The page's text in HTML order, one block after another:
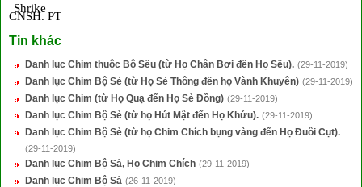
Shrike
CNSH. PT
Tin khác
Danh lục Chim thuộc Bộ Sếu (từ Họ Chân Bơi đến Họ Sếu). (29-11-2019)
Danh lục Chim Bộ Sẻ (từ Họ Sẻ Thông đến họ Vành Khuyên) (29-11-2019)
Danh lục Chim (từ Họ Quạ đến Họ Sẻ Đồng) (29-11-2019)
Danh lục Chim Bộ Sẻ (từ họ Hút Mật đến Họ Khứu). (29-11-2019)
Danh lục Chim Bộ Sẻ (từ họ Chim Chích bụng vàng đến Họ Đuôi Cụt).
(29-11-2019)
Danh lục Chim Bộ Sả, Họ Chim Chích (29-11-2019)
Danh lục Chim Bộ Sả (26-11-2019)